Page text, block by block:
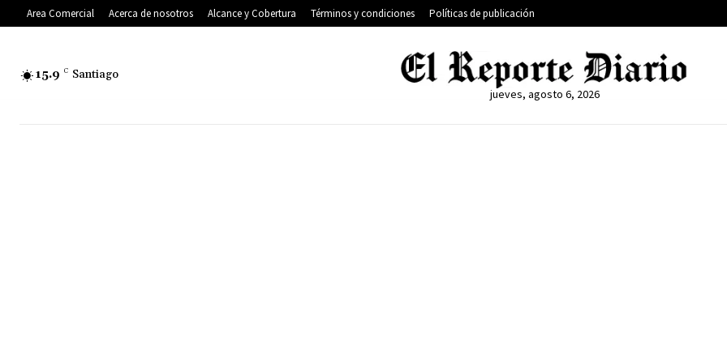
Area Comercial Acerca de nosotros Alcance y Cobertura Términos y condiciones Políticas de publicación
15.9 C Santiago
jueves, agosto 6, 2026